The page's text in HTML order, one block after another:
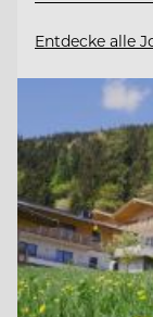
Entdecke alle